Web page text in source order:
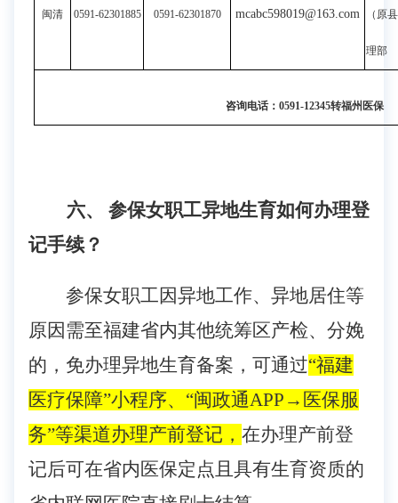
闽清 0591-62301885 0591-62301870 mcabc598019@163.com （原
理部
咨询电话：0591-12345转福州医保
六、 参保女职工异地生育如何办理登
记手续？
参保女职工因异地工作、异地居住等
原因需至福建省内其他统筹区产检、分娩
的，免办理异地生育备案， 可通过“福建
医疗保障”小程序、“闽政通APP → 医保服
务”等渠道办理产前登记， 在办理产前登
记后可在省内医保定点且具有生育资质的